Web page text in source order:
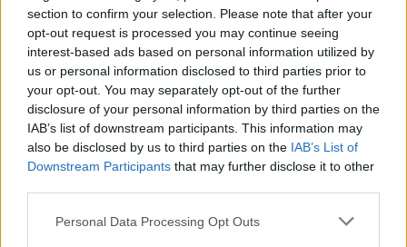
section to confirm your selection. Please note that after your
opt-out request is processed you may continue seeing
interest-based ads based on personal information utilized by
us or personal information disclosed to third parties prior to
your opt-out. You may separately opt-out of the further
disclosure of your personal information by third parties on the
IAB’s list of downstream participants. This information may
also be disclosed by us to third parties on the IAB’s List of
Downstream Participants that may further disclose it to other
Personal Data Processing Opt Outs
2020 7.1
A szív tervrajza
2018
Szívem szultánája